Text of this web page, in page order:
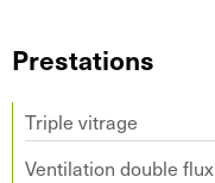
Prestations
Triple vitrage
Ventilation double flux